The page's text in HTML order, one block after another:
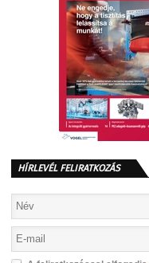
HÍRLEVÉL FELIRATKOZÁS